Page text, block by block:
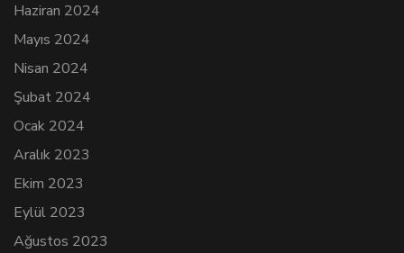
Haziran 2024
Mayıs 2024
Nisan 2024
Şubat 2024
Ocak 2024
Aralık 2023
Ekim 2023
Eylül 2023
Ağustos 2023